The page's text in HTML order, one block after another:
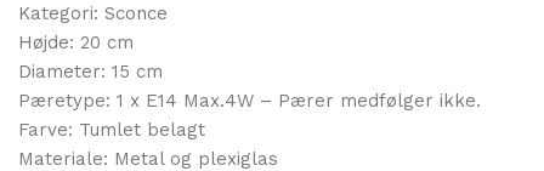
Kategori: Sconce
Højde: 20 cm
Diameter: 15 cm
Pæretype: 1 x E14 Max.4W – Pærer medfølger ikke.
Farve: Tumlet belagt
Materiale: Metal og plexiglas